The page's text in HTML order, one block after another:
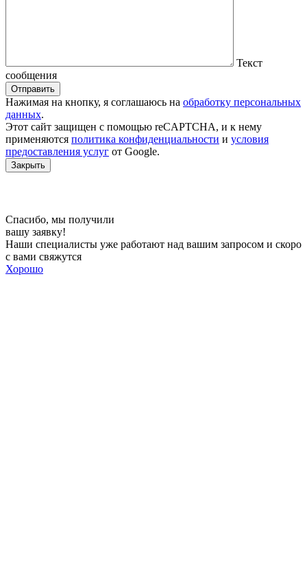
Текст
сообщения
Отправить
Нажимая на кнопку, я соглашаюсь на обработку персональных
данных.
Этот сайт защищен c помощью reCAPTCHA, и к нему
применяются политика конфиденциальности и условия
предоставления услуг от Google.
Закрыть
Спасибо, мы получили
вашу заявку!
Наши специалисты уже работают над вашим запросом и скоро
с вами свяжутся
Хорошо